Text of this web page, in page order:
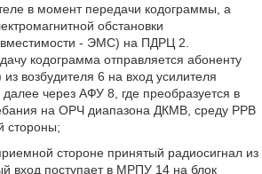
в момент передачи кодограммы, а
обстановки
- ЭМС) на ПДРЦ 2.
кодограмма отправляется абоненту
возбудителя 6 на вход усилителя
через АФУ 8, где преобразуется в
на ОРЧ диапазона ДКМВ, среду РРВ
стороны;
стороне принятый радиосигнал из
вход поступает в МРПУ 14 на блок